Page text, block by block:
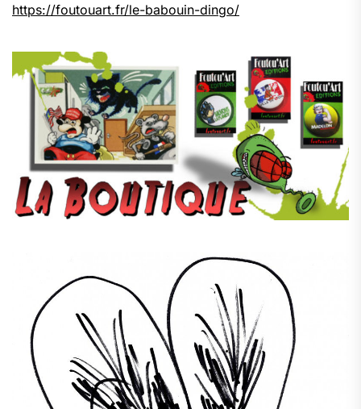
https://foutouart.fr/le-babouin-dingo/